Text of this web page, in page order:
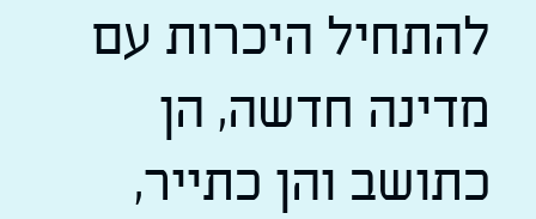
להתחיל היכרות עם
מדינה חדשה, הן
כתושב והן כתייר,